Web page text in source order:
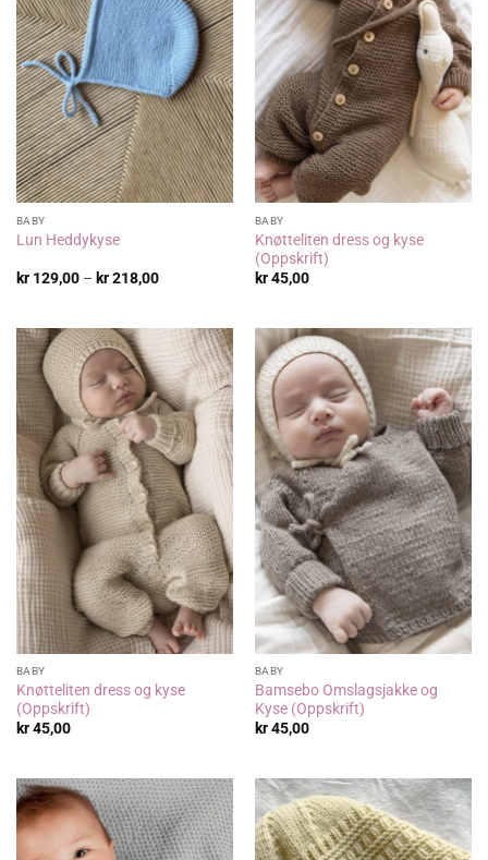
BABY
Lun Heddykyse
kr129,00 – kr218,00Prisområde:
BABY
Knøtteliten dress og kyse
(Oppskrift)
kr45,00
BABY
Knøtteliten dress og kyse
(Oppskrift)
kr45,00
BABY
Bamsebo Omslagsjakke og
Kyse (Oppskrift)
kr45,00